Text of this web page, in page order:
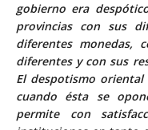
gobierno era
provincias con sus
diferentes monedas,
diferentes y con sus
El despotismo
cuando ésta se
permite con